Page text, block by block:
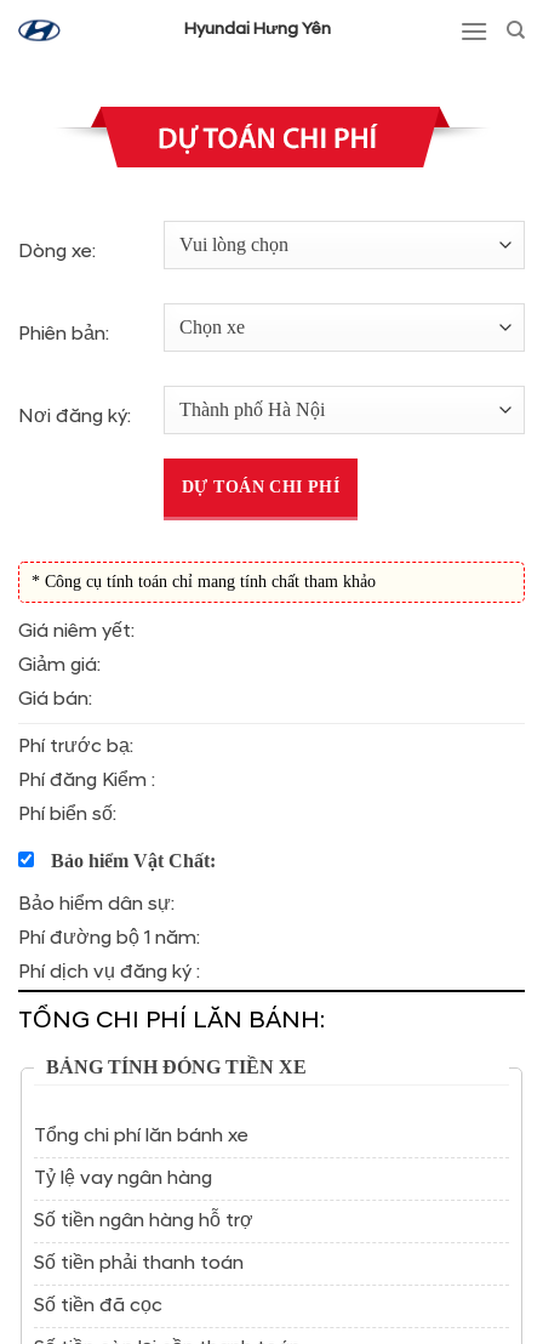
Hyundai Hưng Yên
Dòng xe:
Phiên bản:
Nơi đăng ký:
DỰ TOÁN CHI PHÍ
* Công cụ tính toán chỉ mang tính chất tham khảo
Giá niêm yết:
Giảm giá:
Giá bán:
Phí trước bạ:
Phí đăng Kiểm :
Phí biển số:
Bảo hiểm Vật Chất:
Bảo hiểm dân sự:
Phí đường bộ 1 năm:
Phí dịch vụ đăng ký :
TỔNG CHI PHÍ LĂN BÁNH:
BẢNG TÍNH ĐÓNG TIỀN XE
Tổng chi phí lăn bánh xe
Tỷ lệ vay ngân hàng
Số tiền ngân hàng hỗ trợ
Số tiền phải thanh toán
Số tiền đã cọc